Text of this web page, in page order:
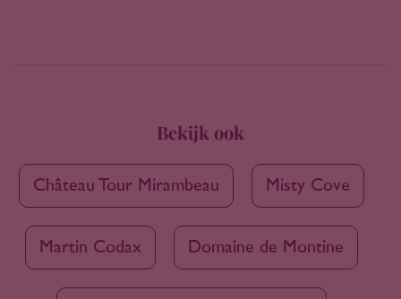
Bekijk ook
Château Tour Mirambeau Misty Cove
Martin Codax Domaine de Montine